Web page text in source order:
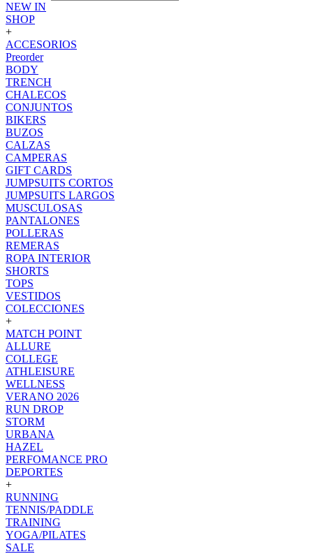
NEW IN
SHOP
+
ACCESORIOS
Preorder
BODY
TRENCH
CHALECOS
CONJUNTOS
BIKERS
BUZOS
CALZAS
CAMPERAS
GIFT CARDS
JUMPSUITS CORTOS
JUMPSUITS LARGOS
MUSCULOSAS
PANTALONES
POLLERAS
REMERAS
ROPA INTERIOR
SHORTS
TOPS
VESTIDOS
COLECCIONES
+
MATCH POINT
ALLURE
COLLEGE
ATHLEISURE
WELLNESS
VERANO 2026
RUN DROP
STORM
URBANA
HAZEL
PERFOMANCE PRO
DEPORTES
+
RUNNING
TENNIS/PADDLE
TRAINING
YOGA/PILATES
SALE